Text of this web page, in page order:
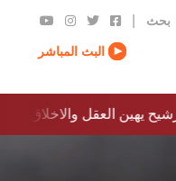
بحث
البث المباشر
ترشيح يهين العقل والاخلاق والدولة…؟!